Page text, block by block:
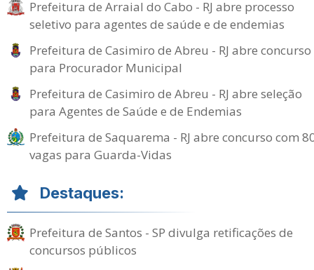
Prefeitura de Arraial do Cabo - RJ abre processo
seletivo para agentes de saúde e de endemias
Prefeitura de Casimiro de Abreu - RJ abre concurso
para Procurador Municipal
Prefeitura de Casimiro de Abreu - RJ abre seleção
para Agentes de Saúde e de Endemias
Prefeitura de Saquarema - RJ abre concurso com
vagas para Guarda-Vidas
Destaques:
Prefeitura de Santos - SP divulga retificações de
concursos públicos